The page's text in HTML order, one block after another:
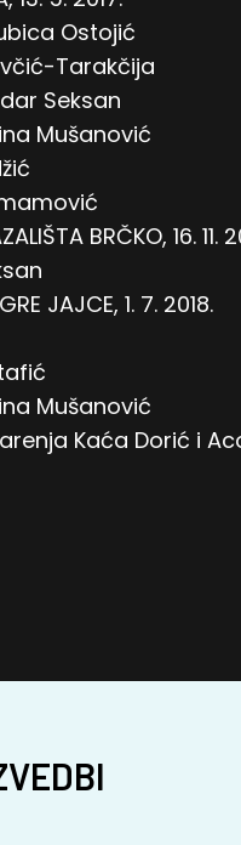
Ostojić
Tarakčija
Seksan
Mušanović
BRČKO, 16. 11.
JAJCE, 1. 7. 2018.
Mušanović
Kaća Dorić i